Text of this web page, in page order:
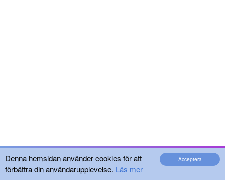
Acceptera
Denna hemsidan använder cookies för att
förbättra din användarupplevelse. Läs mer